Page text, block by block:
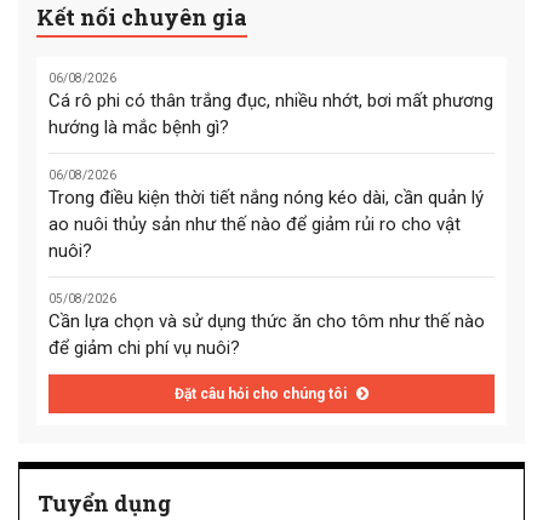
Kết nối chuyên gia
06/08/2026
Cá rô phi có thân trắng đục, nhiều nhớt, bơi mất phương
hướng là mắc bệnh gì?
06/08/2026
Trong điều kiện thời tiết nắng nóng kéo dài, cần quản lý
ao nuôi thủy sản như thế nào để giảm rủi ro cho vật
nuôi?
05/08/2026
Cần lựa chọn và sử dụng thức ăn cho tôm như thế nào
để giảm chi phí vụ nuôi?
Đặt câu hỏi cho chúng tôi
Tuyển dụng